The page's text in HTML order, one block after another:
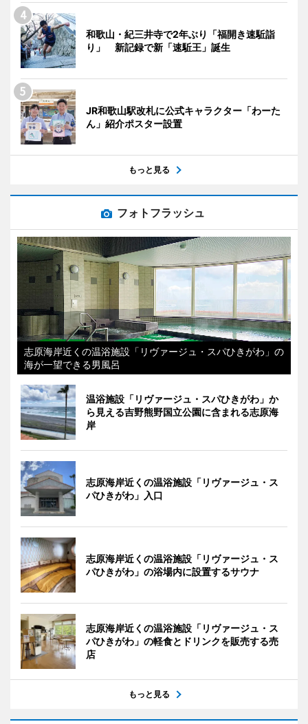
和歌山・紀三井寺で2年ぶり「福開き速駈詣
り」 新記録で新「速駈王」誕生
JR和歌山駅改札に公式キャラクター「わーた
ん」紹介ポスター設置
もっと見る
フォトフラッシュ
志原海岸近くの温浴施設「リヴァージュ・スパひきがわ」の
海が一望できる男風呂
温浴施設「リヴァージュ・スパひきがわ」か
ら見える吉野熊野国立公園に含まれる志原海
岸
志原海岸近くの温浴施設「リヴァージュ・ス
パひきがわ」入口
志原海岸近くの温浴施設「リヴァージュ・ス
パひきがわ」の浴場内に設置するサウナ
志原海岸近くの温浴施設「リヴァージュ・ス
パひきがわ」の軽食とドリンクを販売する売
店
もっと見る